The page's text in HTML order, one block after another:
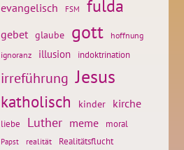
evangelisch FSM fulda
gebet glaube gott
hoffnung
ignoranz
illusion indoktrination
irreführung Jesus
katholisch kinder kirche
liebe Luther meme moral
Papst realität Realitätsflucht